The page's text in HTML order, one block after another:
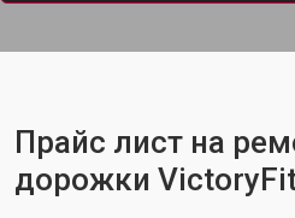
Прайс лист на
дорожки